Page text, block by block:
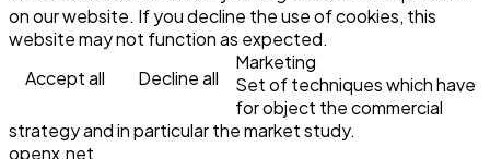
on our website. If you decline the use of cookies, this
website may not function as expected.
Accept all
Decline all
Marketing
Set of techniques which have
for object the commercial
strategy and in particular the market study.
openx.net